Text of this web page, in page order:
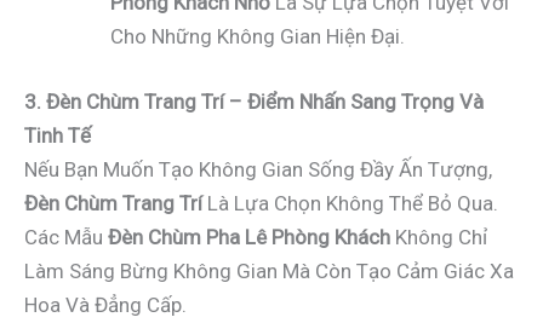
Cho Những Không Gian Hiện Đại.
3. Đèn Chùm Trang Trí – Điểm Nhấn Sang Trọng Và
Tinh Tế
Nếu Bạn Muốn Tạo Không Gian Sống Đầy Ấn Tượng,
Đèn Chùm Trang TríLà Lựa Chọn Không Thể Bỏ Qua.
Các Mẫu Đèn Chùm Pha Lê Phòng Khách Không Chỉ
Làm Sáng Bừng Không Gian Mà Còn Tạo Cảm Giác Xa
Hoa Và Đẳng Cấp.